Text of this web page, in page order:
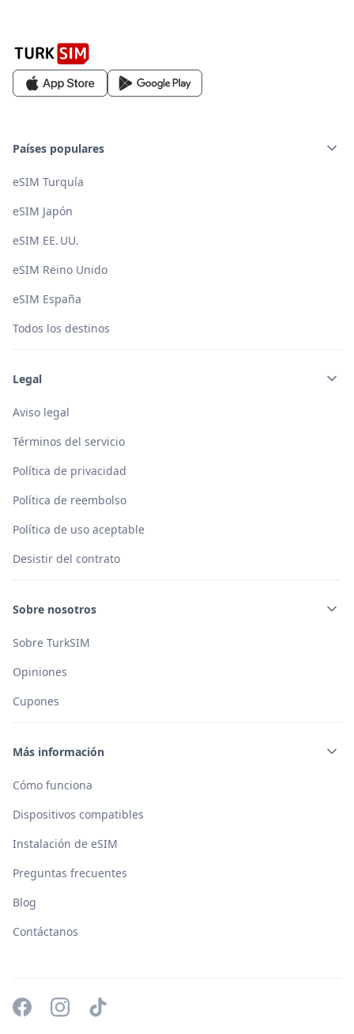
Países populares
eSIM Turquía
eSIM Japón
eSIM EE. UU.
eSIM Reino Unido
eSIM España
Todos los destinos
Legal
Aviso legal
Términos del servicio
Política de privacidad
Política de reembolso
Política de uso aceptable
Desistir del contrato
Sobre nosotros
Sobre TurkSIM
Opiniones
Cupones
Más información
Cómo funciona
Dispositivos compatibles
Instalación de eSIM
Preguntas frecuentes
Blog
Contáctanos